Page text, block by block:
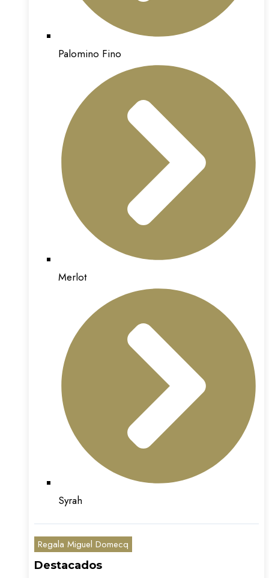
Palomino Fino
Merlot
Syrah
Regala Miguel Domecq
Destacados